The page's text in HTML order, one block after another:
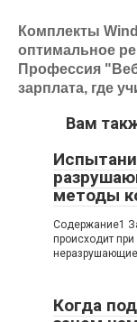
Комплекты
оптимальное
Профессия
зарплата, где
Вам
методы
Содержание1
происходит
Когда